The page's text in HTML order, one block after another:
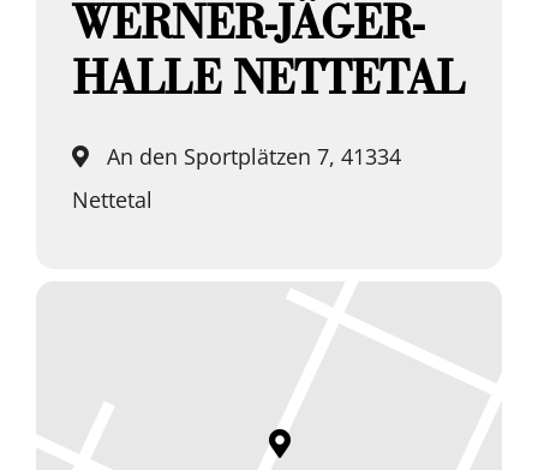
WERNER-JÄGER-
HALLE NETTETAL
An den Sportplätzen 7, 41334
Nettetal